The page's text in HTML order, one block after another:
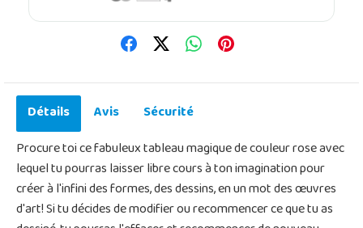
Détails Avis
Sécurité
Procure toi ce fabuleux tableau magique de couleur rose avec
lequel tu pourras laisser libre cours à ton imagination pour
créer à l'infini des formes, des dessins, en un mot des œuvres
d'art! Si tu décides de modifier ou recommencer ce que tu as